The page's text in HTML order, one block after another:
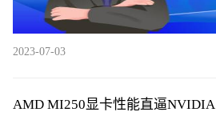
2023-07-03
AMD MI250显卡性能直逼NVIDIA